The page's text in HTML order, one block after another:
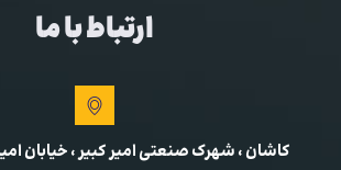
ارتباط با ما
کاشان ، شهرک صنعتی امیر کبیر ، خیابان